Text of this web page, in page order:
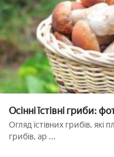
Осінні їстівні гриби:
вересні, жовтні та
Огляд їстівних грибів, які
грибів, ар ...